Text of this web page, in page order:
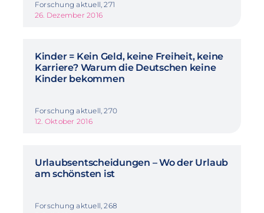
Forschung aktuell, 271
26. Dezember 2016
Kinder = Kein Geld, keine Freiheit, keine
Karriere? Warum die Deutschen keine
Kinder bekommen
Forschung aktuell, 270
12. Oktober 2016
Urlaubsentscheidungen – Wo der Urlaub
am schönsten ist
Forschung aktuell, 268